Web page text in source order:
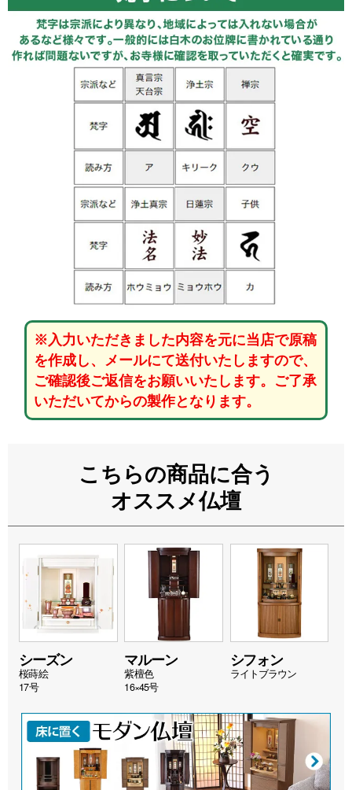
※入力いただきました内容を元に当店で原稿
を作成し、メールにて送付いたしますので、
ご確認後ご返信をお願いいたします。ご了承
いただいてからの製作となります。
こちらの商品に合う
オススメ仏壇
シーズン
桜蒔絵
17号
マルーン
紫檀色
16×45号
シフォン
ライトブラウン